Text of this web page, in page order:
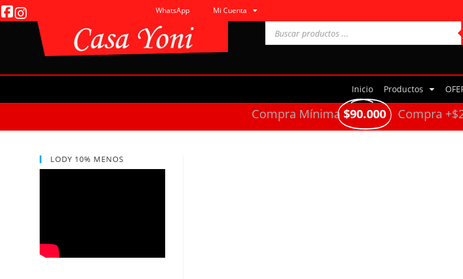
WhatsApp Mi Cuenta
Inicio Productos
Compra Mínima$90.000 Compra
LODY 10% MENOS